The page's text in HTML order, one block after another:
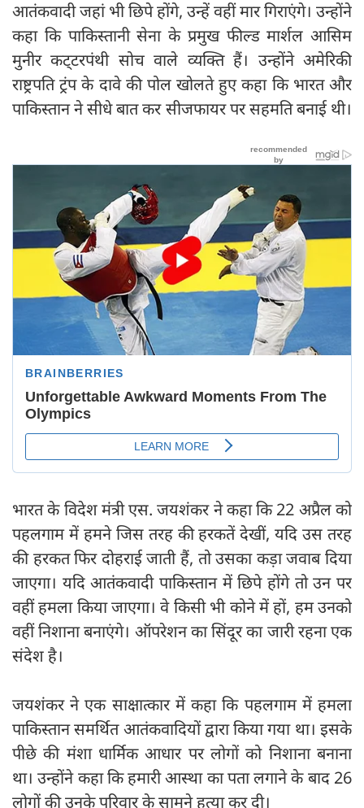
आतंकवादी जहां भी छिपे होंगे, उन्हें वहीं मार गिराएंगे। उन्होंने
कहा कि पाकिस्तानी सेना के प्रमुख फील्ड मार्शल आसिम
मुनीर कट्‍टरपंथी सोच वाले व्यक्ति हैं। उन्होंने अमेरिकी
राष्ट्रपति ट्रंप के दावे की पोल खोलते हुए कहा कि भारत और
पाकिस्तान ने सीधे बात कर सीजफायर पर सहमति बनाई थी।
भारत के विदेश मंत्री एस. जयशंकर ने कहा कि 22 अप्रैल को
पहलगाम में हमने जिस तरह की हरकतें देखीं, यदि उस तरह
की हरकत फिर दोहराई जाती हैं, तो उसका कड़ा जवाब दिया
जाएगा। यदि आतंकवादी पाकिस्तान में छिपे होंगे तो उन पर
वहीं हमला किया जाएगा। वे किसी भी कोने में हों, हम उनको
वहीं निशाना बनाएंगे। ऑपरेशन का सिंदूर का जारी रहना एक
संदेश है।
जयशंकर ने एक साक्षात्कार में कहा कि पहलगाम में हमला
पाकिस्तान समर्थित आतंकवादियों द्वारा किया गया था। इसके
पीछे की मंशा धार्मिक आधार पर लोगों को निशाना बनाना
था। उन्होंने कहा कि हमारी आस्था का पता लगाने के बाद 26
लोगों की उनके परिवार के सामने हत्या कर दी।